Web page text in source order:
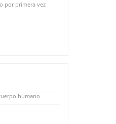
por primera vez
humano